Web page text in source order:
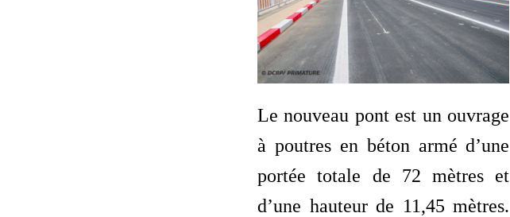
Le nouveau pont est un ouvrage
à poutres en béton armé d’une
portée totale de 72 mètres et
d’une hauteur de 11,45 mètres.